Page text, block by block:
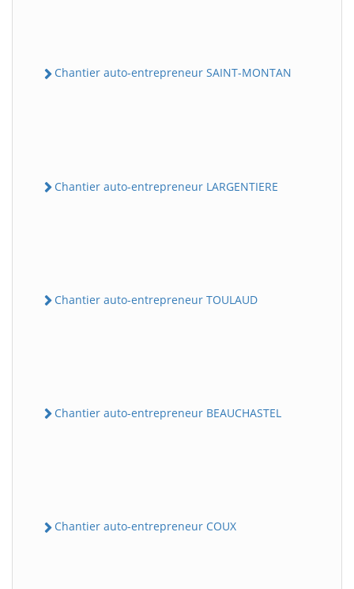
Chantier auto-entrepreneur SAINT-MONTAN
Chantier auto-entrepreneur LARGENTIERE
Chantier auto-entrepreneur TOULAUD
Chantier auto-entrepreneur BEAUCHASTEL
Chantier auto-entrepreneur COUX